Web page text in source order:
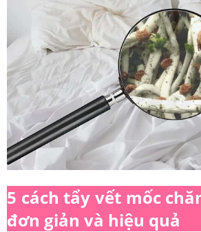
5 cách tẩy vết mốc
đơn giản và hiệu quả